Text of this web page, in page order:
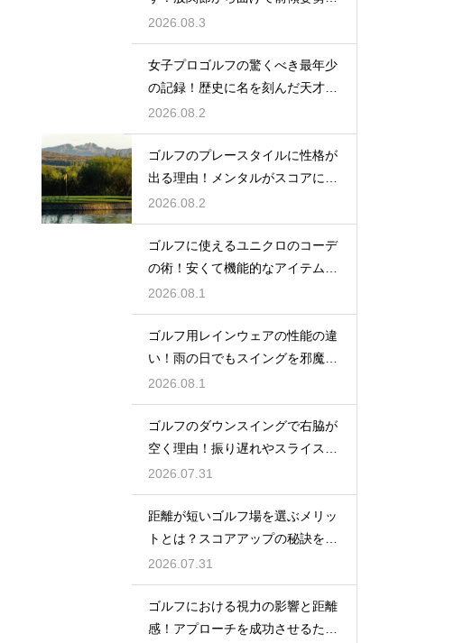
確実に保つ
2026.08.3
女子プロゴルフの驚くべき最年少
の記録！歴史に名を刻んだ天才少
女の軌跡
2026.08.2
ゴルフのプレースタイルに性格が
出る理由！メンタルがスコアに直
結するから
2026.08.2
ゴルフに使えるユニクロのコーデ
の術！安くて機能的なアイテムで
おしゃれに
2026.08.1
ゴルフ用レインウェアの性能の違
い！雨の日でもスイングを邪魔し
ない選び方
2026.08.1
ゴルフのダウンスイングで右脇が
空く理由！振り遅れやスライスを
防ぐ改善
2026.07.31
距離が短いゴルフ場を選ぶメリッ
トとは？スコアアップの秘訣を公
開
2026.07.31
ゴルフにおける視力の影響と距離
感！アプローチを成功させるため